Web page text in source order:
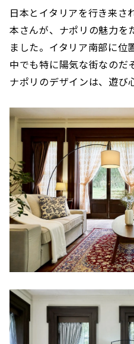
日本とイタリアを行き来さ
本さんが、ナポリの魅力を
ました。イタリア南部に位
中でも特に陽気な街なのだ
ナポリのデザインは、遊び